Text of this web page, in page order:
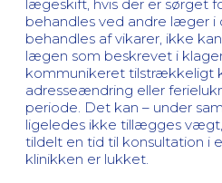
lægeskift, hvis der er sørget
behandles ved andre læger i
behandles af vikarer, ikke
lægen som beskrevet i
kommunikeret tilstrækkeligt
adresseændring eller
periode. Det kan – under
ligeledes ikke tillægges
tildelt en tid til konsultation i
klinikken er lukket.